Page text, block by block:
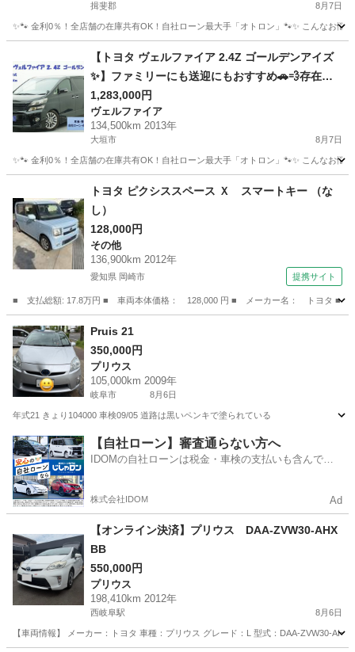
揖斐郡 8月7日
✨🐾 金利0％！全店舗の在庫共有OK！自社ローン最大手「オトロン」🐾✨ こんなお
アクア
【トヨタ ヴェルファイア 2.4Z ゴールデンアイズ
✨】ファミリーにも送迎にもおすすめ🚗💨存在感
抜群の1台♪
1,283,000円
ヴェルファイア
134,500km 2013年
大垣市 8月7日
✨🐾 金利0％！全店舗の在庫共有OK！自社ローン最大手「オトロン」🐾✨ こんなお
ヴェルファイア 車両
トヨタ ピクシススペース Ｘ スマートキー （な
し）
128,000円
その他
136,900km 2012年
愛知県 岡崎市 提携サイト
■ 支払総額: 17.8万円 ■ 車両本体価格： 128,000 円 ■ メーカー名： トヨタ
愛知 岡崎市
Pruis 21
350,000円
プリウス
105,000km 2009年
岐阜市 8月6日
年式21 きょり104000 車検09/05 道路は黒いペンキで塗られている
岐阜 岐阜市 プリウス
【自社ローン】審査通らない方へ
IDOMの自社ローンは税金・車検の支払いも含んでい
株式会社IDOM Ad
【オンライン決済】プリウス DAA-ZVW30-AHX
BB
550,000円
プリウス
198,410km 2012年
西岐阜駅 8月6日
【車両情報】 メーカー：トヨタ 車種：プリウス グレード：L 型式：DAA-ZVW30-